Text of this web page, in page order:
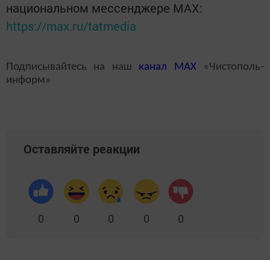
национальном мессенджере MАХ:
https://max.ru/tatmedia
Подписывайтесь на наш канал MAX«Чистополь-
информ»
Оставляйте реакции
0 0 0 0 0